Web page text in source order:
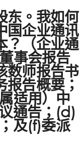
东。我如何
国企业通讯
？（企业通
事会报告
数师报告书
报告概要；
适用）中
通告；(d)
及(f)委派